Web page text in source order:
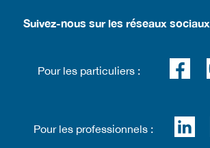
Suivez-nous sur les réseaux sociaux
Pour les particuliers :
Pour les professionnels :